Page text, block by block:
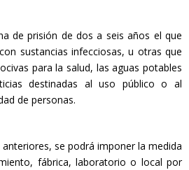
de prisión de dos a seis años el que
sustancias infecciosas, u otras que
para la salud, las aguas potables
destinadas al uso público o al
de personas.
se podrá imponer la medida
fábrica, laboratorio o local por